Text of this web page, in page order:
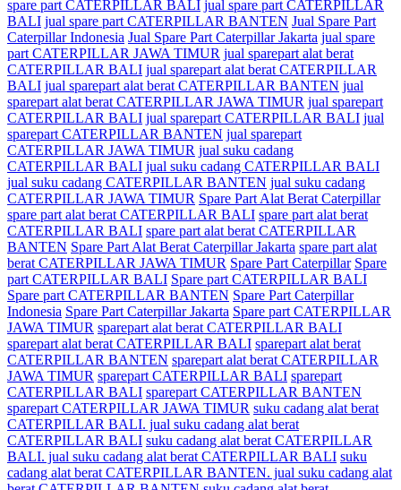
spare part CATERPILLAR BALI jual spare part CATERPILLAR
BALI jual spare part CATERPILLAR BANTEN Jual Spare Part
Caterpillar Indonesia Jual Spare Part Caterpillar Jakarta jual spare
part CATERPILLAR JAWA TIMUR jual sparepart alat berat
CATERPILLAR BALI jual sparepart alat berat CATERPILLAR
BALI jual sparepart alat berat CATERPILLAR BANTEN jual
sparepart alat berat CATERPILLAR JAWA TIMUR jual sparepart
CATERPILLAR BALI jual sparepart CATERPILLAR BALI jual
sparepart CATERPILLAR BANTEN jual sparepart
CATERPILLAR JAWA TIMUR jual suku cadang
CATERPILLAR BALI jual suku cadang CATERPILLAR BALI
jual suku cadang CATERPILLAR BANTEN jual suku cadang
CATERPILLAR JAWA TIMUR Spare Part Alat Berat Caterpillar
spare part alat berat CATERPILLAR BALI spare part alat berat
CATERPILLAR BALI spare part alat berat CATERPILLAR
BANTEN Spare Part Alat Berat Caterpillar Jakarta spare part alat
berat CATERPILLAR JAWA TIMUR Spare Part Caterpillar Spare
part CATERPILLAR BALI Spare part CATERPILLAR BALI
Spare part CATERPILLAR BANTEN Spare Part Caterpillar
Indonesia Spare Part Caterpillar Jakarta Spare part CATERPILLAR
JAWA TIMUR sparepart alat berat CATERPILLAR BALI
sparepart alat berat CATERPILLAR BALI sparepart alat berat
CATERPILLAR BANTEN sparepart alat berat CATERPILLAR
JAWA TIMUR sparepart CATERPILLAR BALI sparepart
CATERPILLAR BALI sparepart CATERPILLAR BANTEN
sparepart CATERPILLAR JAWA TIMUR suku cadang alat berat
CATERPILLAR BALI. jual suku cadang alat berat
CATERPILLAR BALI suku cadang alat berat CATERPILLAR
BALI. jual suku cadang alat berat CATERPILLAR BALI suku
cadang alat berat CATERPILLAR BANTEN. jual suku cadang alat